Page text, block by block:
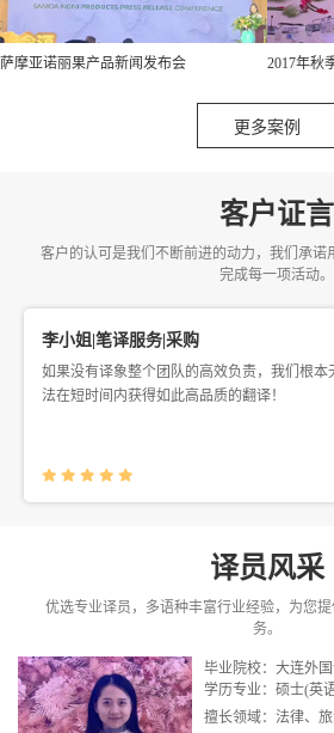
萨摩亚诺丽果产品新闻发布会
更多案例
客户证言
客户的认可是我们不断前进的动力，我们承诺
完成每一项活动。
李小姐|笔译服务|采购
如果没有译象整个团队的高效负责，我们根本
法在短时间内获得如此高品质的翻译！
译员风采
优选专业译员，多语种丰富行业经验，为您
务。
毕业院校：大连外
学历专业：硕士(英
语言证书：韩国语能
擅长领域：法律、